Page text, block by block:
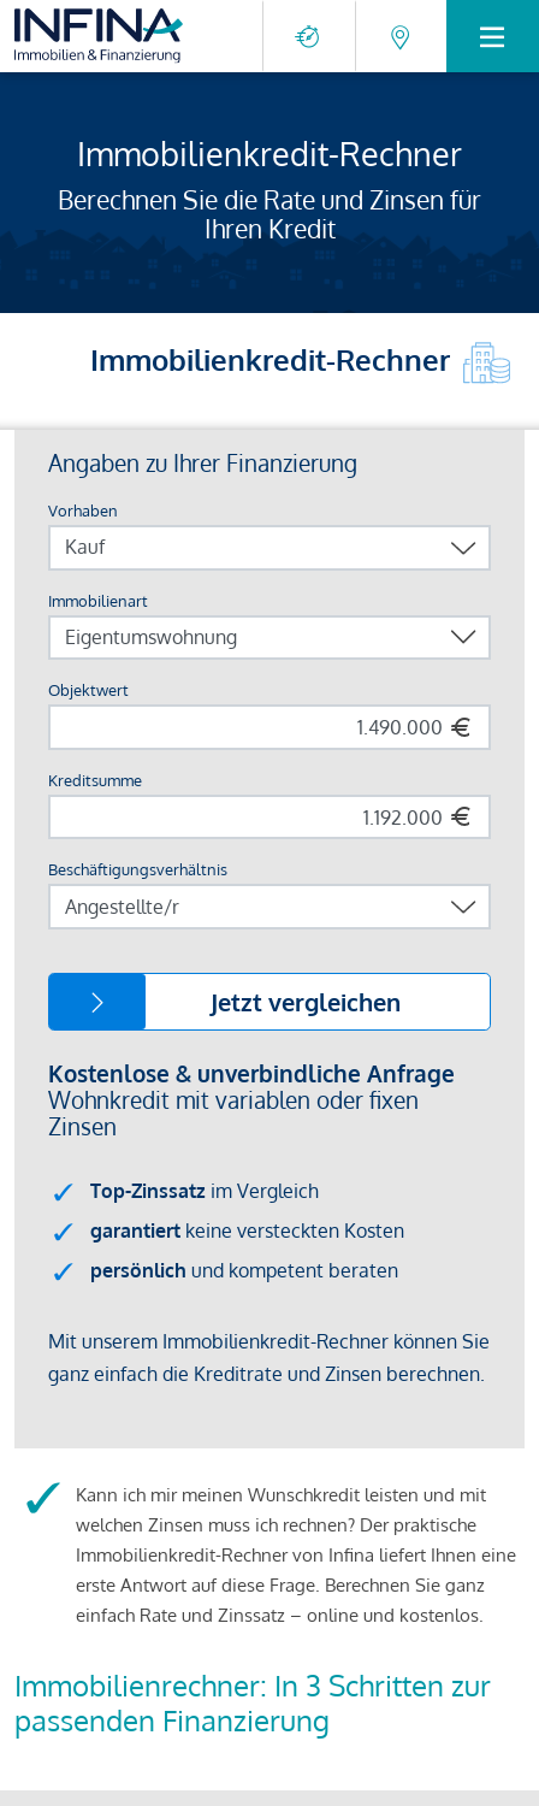
Immobilienkredit-Rechner
Berechnen Sie die Rate und Zinsen für
Ihren Kredit
Immobilienkredit-Rechner
Kann ich mir meinen Wunschkredit leisten und mit
welchen Zinsen muss ich rechnen? Der praktische
Immobilienkredit-Rechner von Infina liefert Ihnen eine
erste Antwort auf diese Frage. Berechnen Sie ganz
einfach Rate und Zinssatz – online und kostenlos.
Immobilienrechner: In 3 Schritten zur
passenden Finanzierung